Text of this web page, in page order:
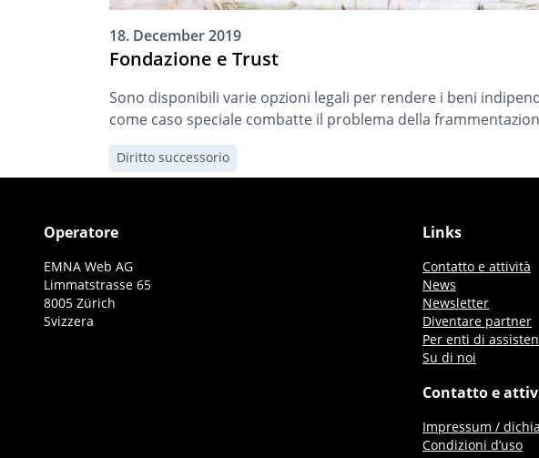
18. December 2019
Fondazione e Trust
Sono disponibili varie opzioni legali per rendere i beni
come caso speciale combatte il problema della
Diritto successorio
Operatore
EMNA Web AG
Limmatstrasse 65
8005 Zürich
Svizzera
Links
Contatto e attività
News
Newsletter
Diventare partner
Per enti di
Su di noi
Contatto e
Impressum /
Condizioni d’uso